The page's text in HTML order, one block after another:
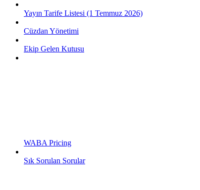
Yayın Tarife Listesi (1 Temmuz 2026)
Cüzdan Yönetimi
Ekip Gelen Kutusu
WABA Pricing
Sık Sorulan Sorular